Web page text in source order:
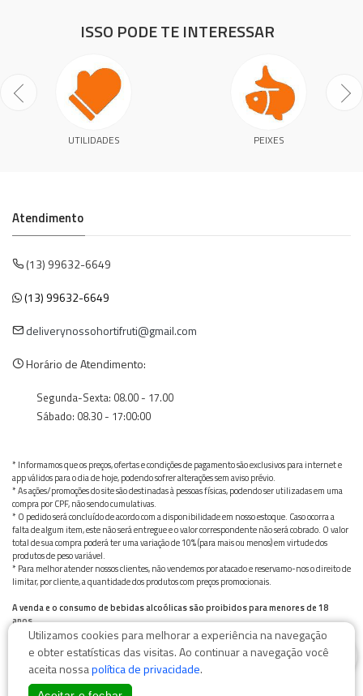
ISSO PODE TE INTERESSAR
UTILIDADES PEIXES
Atendimento
(13) 99632-6649
(13) 99632-6649
deliverynossohortifruti@gmail.com
Horário de Atendimento:
Segunda-Sexta: 08.00 - 17.00
Sábado: 08.30 - 17:00:00
* Informamos que os preços, ofertas e condições de pagamento são exclusivos para internet e
app válidos para o dia de hoje, podendo sofrer alterações sem aviso prévio.
* As ações/promoções do site são destinadas à pessoas físicas, podendo ser utilizadas em uma
compra por CPF, não sendo cumulativas.
* O pedido será concluído de acordo com a disponibilidade em nosso estoque. Caso ocorra a
falta de algum item, este não será entregue e o valor correspondente não será cobrado. O valor
total de sua compra poderá ter uma variação de 10% (para mais ou menos) em virtude dos
produtos de peso variável.
* Para melhor atender nossos clientes, não vendemos por atacado e reservamo-nos o direito de
limitar, por cliente, a quantidade dos produtos com preços promocionais.
A venda e o consumo de bebidas alcoólicas são proibidos para menores de 18
anos.
Bebida alcoólica pode causar dependência química e, em excesso, provoca graves males à saúde.
Beba com moderação
Utilizamos cookies para melhorar a experiência na navegação
e obter estatísticas das visitas. Ao continuar a navegação você
aceita nossapolítica de privacidade.